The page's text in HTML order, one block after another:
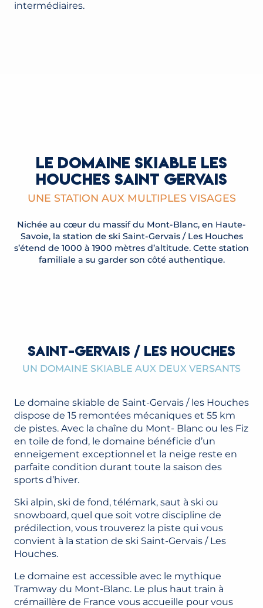
intermédiaires.
LE DOMAINE SKIABLE LES
HOUCHES SAINT GERVAIS
UNE STATION AUX MULTIPLES VISAGES
Nichée au cœur du massif du Mont-Blanc, en Haute-
Savoie, la station de ski Saint-Gervais / Les Houches
s’étend de 1000 à 1900 mètres d’altitude. Cette station
familiale a su garder son côté authentique.
SAINT-GERVAIS / LES HOUCHES
UN DOMAINE SKIABLE AUX DEUX VERSANTS
Le domaine skiable de Saint-Gervais / les Houches
dispose de 15 remontées mécaniques et 55 km
de pistes. Avec la chaîne du Mont- Blanc ou les Fiz
en toile de fond, le domaine bénéficie d’un
enneigement exceptionnel et la neige reste en
parfaite condition durant toute la saison des
sports d’hiver.
Ski alpin, ski de fond, télémark, saut à ski ou
snowboard, quel que soit votre discipline de
prédilection, vous trouverez la piste qui vous
convient à la station de ski Saint-Gervais / Les
Houches.
Le domaine est accessible avec le mythique
Tramway du Mont-Blanc. Le plus haut train à
crémaillère de France vous accueille pour vous